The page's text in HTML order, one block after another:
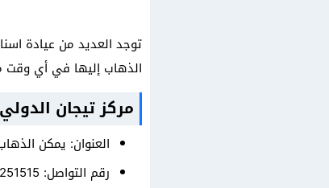
الذهاب إليها في أي وقت
مركز تيجان
العنوان: يمكن
رقم التواصل: 22251515.